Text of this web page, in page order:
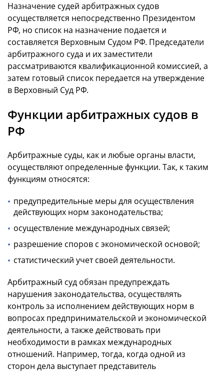
Назначение судей арбитражных судов
осуществляется непосредственно Президентом
РФ, но список на назначение подается и
составляется Верховным Судом РФ. Председатели
арбитражного суда и их заместители
рассматриваются квалификационной комиссией, а
затем готовый список передается на утверждение
в Верховный Суд РФ.
Функции арбитражных судов в
РФ
Арбитражные суды, как и любые органы власти,
осуществляют определенные функции. Так, к таким
функциям относятся:
предупредительные меры для осуществления
действующих норм законодательства;
осуществление международных связей;
разрешение споров с экономической основой;
статистический учет своей деятельности.
Арбитражный суд обязан предупреждать
нарушения законодательства, осуществлять
контроль за исполнением действующих норм в
вопросах предпринимательской и экономической
деятельности, а также действовать при
необходимости в рамках международных
отношений. Например, тогда, когда одной из
сторон дела выступает представитель